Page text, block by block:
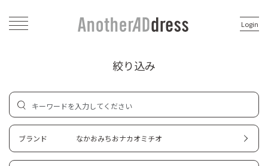
Login
絞り込み
ブランド なかおみちおナカオミチオ